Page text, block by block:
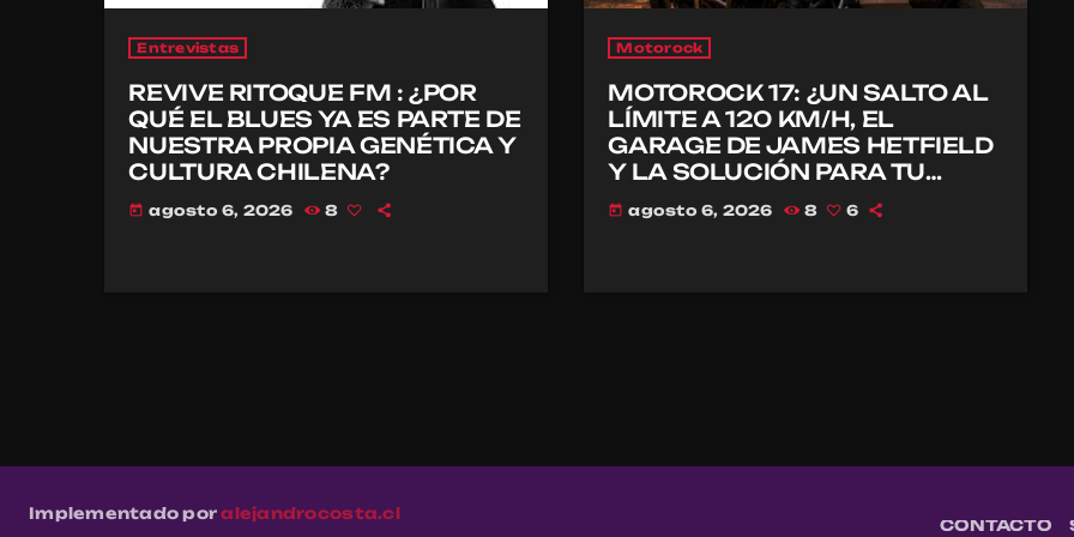
Entrevistas
REVIVE RITOQUE FM : ¿POR
QUÉ EL BLUES YA ES PARTE DE
NUESTRA PROPIA GENÉTICA Y
CULTURA CHILENA?
today agosto 6, 2026 8
Motorock
MOTOROCK 17: ¿UN SALTO AL
LÍMITE A 120 KM/H, EL
GARAGE DE JAMES HETFIELD
Y LA SOLUCIÓN PARA TU
CASCO?
today agosto 6, 2026 8 6
Implementado poralejandrocosta.cl
CONTACTO